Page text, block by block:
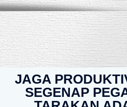
JAGA
SEGENAP